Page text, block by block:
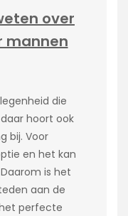
over
mannen
die
hoort ook
bij. Voor
en het kan
is het
aan de
perfecte